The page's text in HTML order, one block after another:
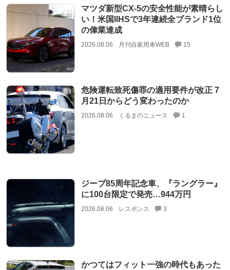
マツダ新型CX-5の安全性能が素晴らし
い！米国IIHSで3年連続全ブランド1位
の偉業達成
2026.08.06 月刊自家用車WEB 15
危険運転致死傷罪の適用要件が改正 7
月21日からどう変わったのか
2026.08.06 くるまのニュース 1
ジープ85周年記念車、『ラングラー』
に100台限定で発売…944万円
2026.08.06 レスポンス 3
かつてはフィット一強の時代もあった